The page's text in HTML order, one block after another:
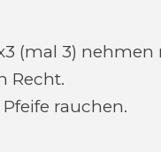
(mal 3) nehmen
Recht.
rauchen.